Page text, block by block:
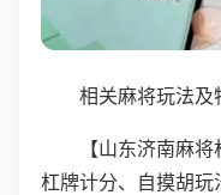
相关麻将玩法及
【山东济南麻
杠牌计分、自摸胡玩